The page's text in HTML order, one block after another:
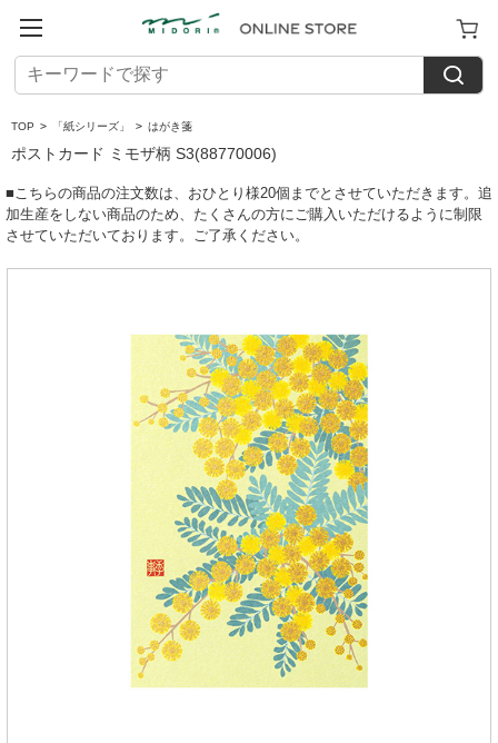
TOP > 「紙シリーズ」 > はがき箋
ポストカード ミモザ柄 S3(88770006)
■こちらの商品の注文数は、おひとり様20個までとさせていただきます。追
加生産をしない商品のため、たくさんの方にご購入いただけるように制限
させていただいております。ご了承ください。